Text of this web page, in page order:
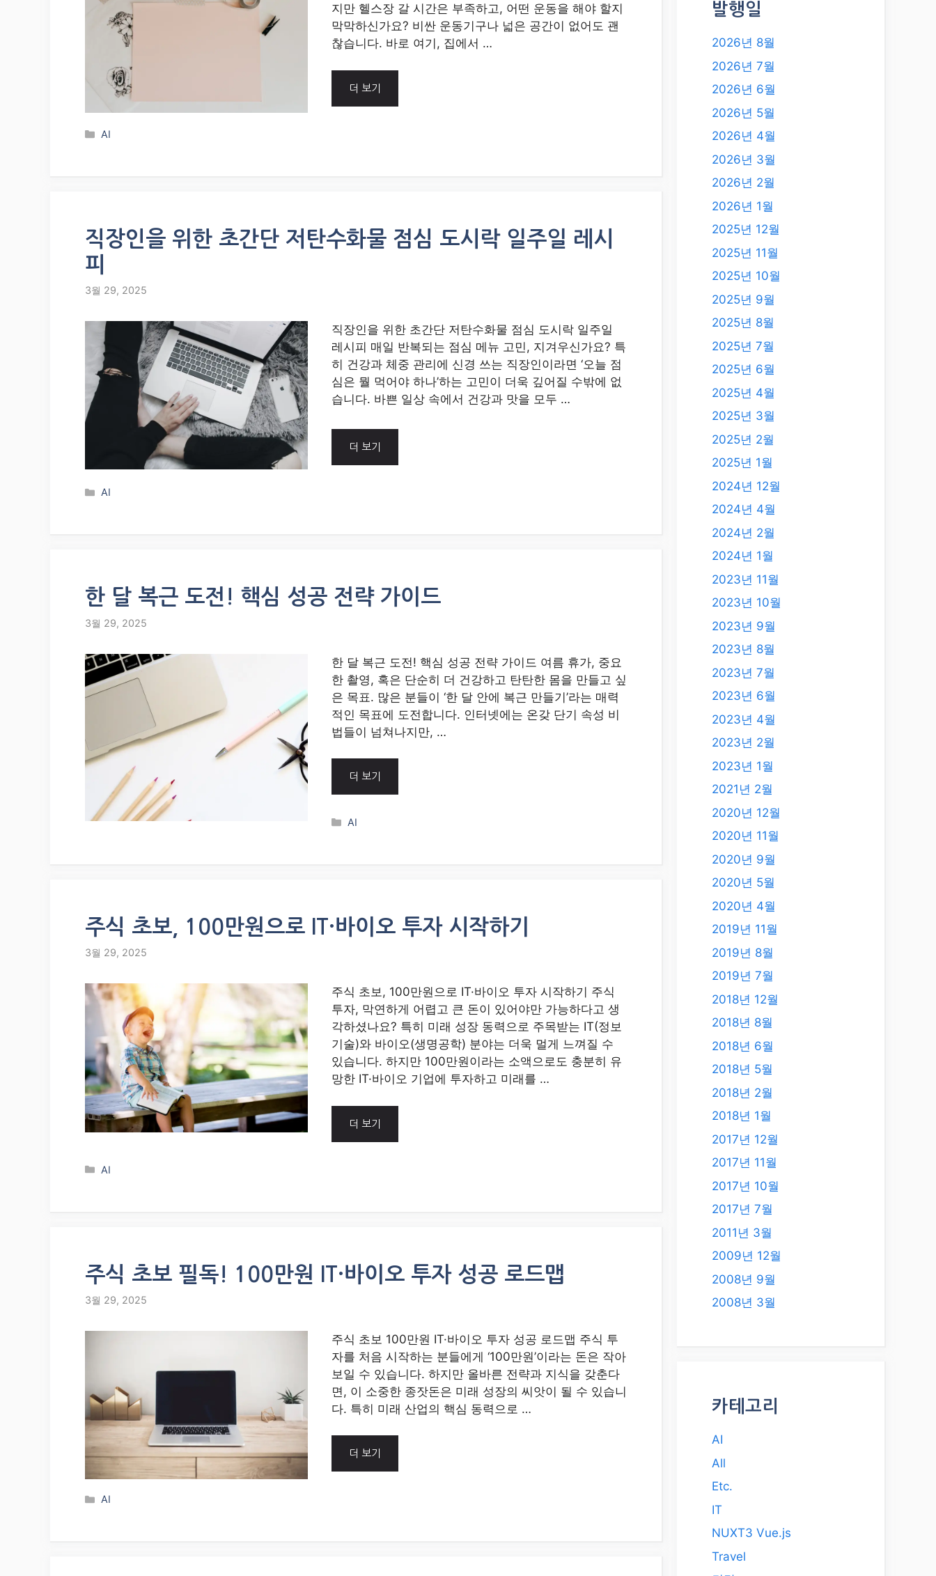
지만 헬스장 갈 시간은 부족하고, 어떤 운동을 해야 할지
막막하신가요? 비싼 운동기구나 넓은 공간이 없어도 괜
찮습니다. 바로 여기, 집에서 …
더 보기
Categories
AI
직장인을 위한 초간단 저탄수화물 점심 도시락 일주일 레시
피
3월 29, 2025
직장인을 위한 초간단 저탄수화물 점심 도시락 일주일
레시피 매일 반복되는 점심 메뉴 고민, 지겨우신가요? 특
히 건강과 체중 관리에 신경 쓰는 직장인이라면 ‘오늘 점
심은 뭘 먹어야 하나’하는 고민이 더욱 깊어질 수밖에 없
습니다. 바쁜 일상 속에서 건강과 맛을 모두 …
더 보기
Categories
AI
한 달 복근 도전! 핵심 성공 전략 가이드
3월 29, 2025
한 달 복근 도전! 핵심 성공 전략 가이드 여름 휴가, 중요
한 촬영, 혹은 단순히 더 건강하고 탄탄한 몸을 만들고 싶
은 목표. 많은 분들이 ‘한 달 안에 복근 만들기’라는 매력
적인 목표에 도전합니다. 인터넷에는 온갖 단기 속성 비
법들이 넘쳐나지만, …
더 보기
Categories
AI
주식 초보, 100만원으로 IT·바이오 투자 시작하기
3월 29, 2025
주식 초보, 100만원으로 IT·바이오 투자 시작하기 주식
투자, 막연하게 어렵고 큰 돈이 있어야만 가능하다고 생
각하셨나요? 특히 미래 성장 동력으로 주목받는 IT(정보
기술)와 바이오(생명공학) 분야는 더욱 멀게 느껴질 수
있습니다. 하지만 100만원이라는 소액으로도 충분히 유
망한 IT·바이오 기업에 투자하고 미래를 …
더 보기
Categories
AI
주식 초보 필독! 100만원 IT·바이오 투자 성공 로드맵
3월 29, 2025
주식 초보 100만원 IT·바이오 투자 성공 로드맵 주식 투
자를 처음 시작하는 분들에게 ‘100만원’이라는 돈은 작아
보일 수 있습니다. 하지만 올바른 전략과 지식을 갖춘다
면, 이 소중한 종잣돈은 미래 성장의 씨앗이 될 수 있습니
다. 특히 미래 산업의 핵심 동력으로 …
더 보기
Categories
AI
발행일
2026년 8월
2026년 7월
2026년 6월
2026년 5월
2026년 4월
2026년 3월
2026년 2월
2026년 1월
2025년 12월
2025년 11월
2025년 10월
2025년 9월
2025년 8월
2025년 7월
2025년 6월
2025년 4월
2025년 3월
2025년 2월
2025년 1월
2024년 12월
2024년 4월
2024년 2월
2024년 1월
2023년 11월
2023년 10월
2023년 9월
2023년 8월
2023년 7월
2023년 6월
2023년 4월
2023년 2월
2023년 1월
2021년 2월
2020년 12월
2020년 11월
2020년 9월
2020년 5월
2020년 4월
2019년 11월
2019년 8월
2019년 7월
2018년 12월
2018년 8월
2018년 6월
2018년 5월
2018년 2월
2018년 1월
2017년 12월
2017년 11월
2017년 10월
2017년 7월
2011년 3월
2009년 12월
2008년 9월
2008년 3월
카테고리
AI
All
Etc.
IT
NUXT3 Vue.js
Travel